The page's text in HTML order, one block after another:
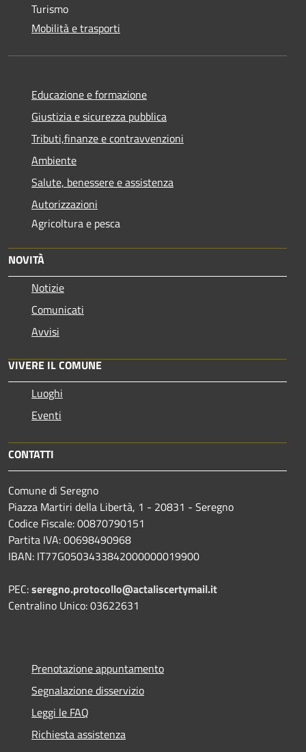
Turismo
Mobilità e trasporti
Educazione e formazione
Giustizia e sicurezza pubblica
Tributi,finanze e contravvenzioni
Ambiente
Salute, benessere e assistenza
Autorizzazioni
Agricoltura e pesca
NOVITÀ
Notizie
Comunicati
Avvisi
VIVERE IL COMUNE
Luoghi
Eventi
CONTATTI
Comune di Seregno
Piazza Martiri della Libertà, 1 - 20831 - Seregno
Codice Fiscale: 00870790151
Partita IVA: 00698490968
IBAN: IT77G0503433842000000019900
PEC:seregno.protocollo@actaliscertymail.it
Centralino Unico: 03622631
Prenotazione appuntamento
Segnalazione disservizio
Leggi le FAQ
Richiesta assistenza